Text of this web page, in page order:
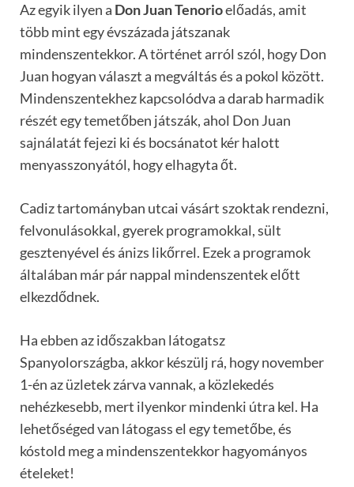
Az egyik ilyen a Don Juan Tenorioelőadás, amit
több mint egy évszázada játszanak
mindenszentekkor. A történet arról szól, hogy Don
Juan hogyan választ a megváltás és a pokol között.
Mindenszentekhez kapcsolódva a darab harmadik
részét egy temetőben játszák, ahol Don Juan
sajnálatát fejezi ki és bocsánatot kér halott
menyasszonyától, hogy elhagyta őt.
Cadiz tartományban utcai vásárt szoktak rendezni,
felvonulásokkal, gyerek programokkal, sült
gesztenyével és ánizs likőrrel. Ezek a programok
általában már pár nappal mindenszentek előtt
elkezdődnek.
Ha ebben az időszakban látogatsz
Spanyolországba, akkor készülj rá, hogy november
1-én az üzletek zárva vannak, a közlekedés
nehézkesebb, mert ilyenkor mindenki útra kel. Ha
lehetőséged van látogass el egy temetőbe, és
kóstold meg a mindenszentekkor hagyományos
ételeket!